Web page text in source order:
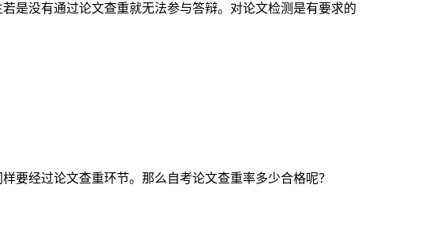
是没有通过论文查重就无法参与答辩。对论文检测是有要求的
要经过论文查重环节。那么自考论文查重率多少合格呢？